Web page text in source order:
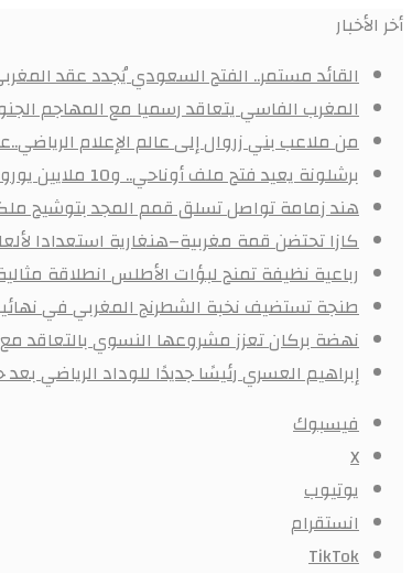
أخر الأخبار
القائد مستمر.. الفتح السعودي يُجدد عقد
المغرب الفاسي يتعاقد رسميا مع المهاجم
من ملاعب بني زروال إلى عالم الإعلام
برشلونة يعيد فتح ملف أوناحي.. و10 ملايين يورو قد تحسم الصفقة
هند زمامة تواصل تسلق قمم المجد بتوشيح
كازا تحتضن قمة مغربية–هنغارية استعدادا
رباعية نظيفة تمنح لبؤات الأطلس انطلاقة
طنجة تستضيف نخبة الشطرنج المغربي في
نهضة بركان تعزز مشروعها النسوي بالتعاقد
إبراهيم العسري رئيسًا جديدًا للوداد الرياضي
فيسبوك
X
يوتيوب
انستقرام
‫TikTok